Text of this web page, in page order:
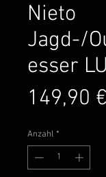
Nieto
Jagd-/
esser
149,90 €
Anzahl *